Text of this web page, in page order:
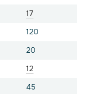
17
120
20
12
45